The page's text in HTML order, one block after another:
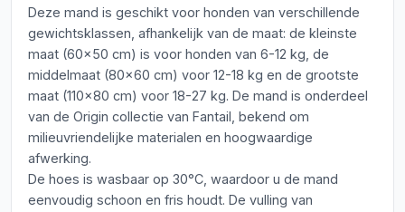
Deze mand is geschikt voor honden van verschillende
gewichtsklassen, afhankelijk van de maat: de kleinste
maat (60x50 cm) is voor honden van 6-12 kg, de
middelmaat (80x60 cm) voor 12-18 kg en de grootste
maat (110x80 cm) voor 18-27 kg. De mand is onderdeel
van de Origin collectie van Fantail, bekend om
milieuvriendelijke materialen en hoogwaardige
afwerking.
De hoes is wasbaar op 30°C, waardoor u de mand
eenvoudig schoon en fris houdt. De vulling van